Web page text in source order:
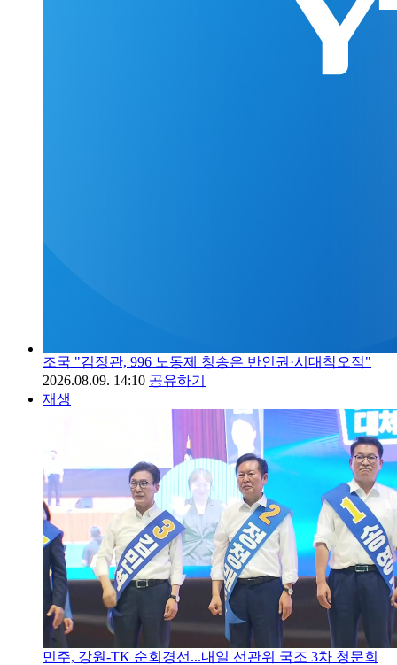
조국 "김정관, 996 노동제 칭송은 반인권·시대착오적"
2026.08.09. 14:10 공유하기
재생
민주, 강원-TK 순회경선...내일 선관위 국조 3차 청문회